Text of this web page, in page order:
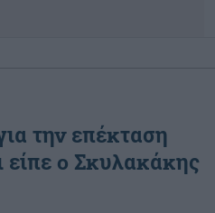
την επέκταση
είπε ο Σκυλακάκης